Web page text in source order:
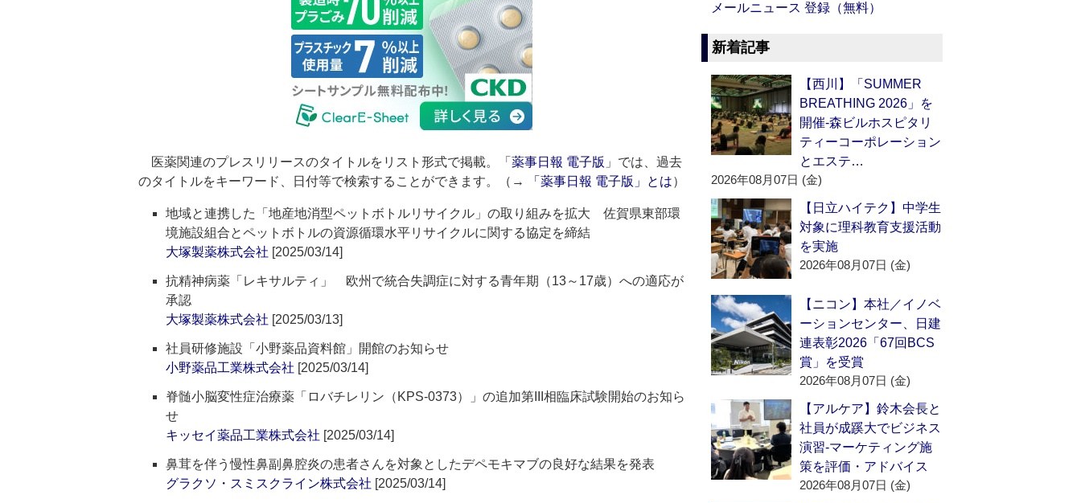
医薬関連のプレスリリースのタイトルをリスト形式で掲載。「 薬事日報 電子版 」では、過去
のタイトルをキーワード、日付等で検索することができます。（→
「薬事日報 電子版」とは）
地域と連携した「地産地消型ペットボトルリサイクル」の取り組みを拡大 佐賀県東部環
境施設組合とペットボトルの資源循環水平リサイクルに関する協定を締結
大塚製薬株式会社 [2025/03/14]
抗精神病薬「レキサルティ」 欧州で統合失調症に対する青年期（13～17歳）への適応が
承認
大塚製薬株式会社 [2025/03/13]
社員研修施設「小野薬品資料館」開館のお知らせ
小野薬品工業株式会社 [2025/03/14]
脊髄小脳変性症治療薬「ロバチレリン（KPS-0373）」の追加第III相臨床試験開始のお知ら
せ
キッセイ薬品工業株式会社 [2025/03/14]
鼻茸を伴う慢性鼻副鼻腔炎の患者さんを対象としたデペモキマブの良好な結果を発表
グラクソ・スミスクライン株式会社 [2025/03/14]
メールニュース 登録（無料）
新着記事
【西川】「SUMMER
BREATHING 2026」を
開催‐森ビルホスピタリ
ティーコーポレーション
とエステ…
2026年08月07日 (金)
【日立ハイテク】中学生
対象に理科教育支援活動
を実施
2026年08月07日 (金)
【ニコン】本社／イノベ
ーションセンター、日建
連表彰2026「67回BCS
賞」を受賞
2026年08月07日 (金)
【アルケア】鈴木会長と
社員が成蹊大でビジネス
演習‐マーケティング施
策を評価・アドバイス
2026年08月07日 (金)